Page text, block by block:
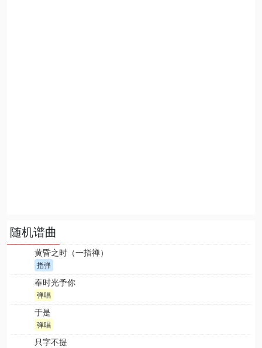
随机谱曲
黄昏之时（一指禅）
指弹
奉时光予你
弹唱
于是
弹唱
只字不提